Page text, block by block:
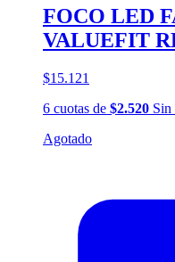
FOCO LED
VALUEFIT
$15.121
6 cuotas de $2.520 Sin
Agotado